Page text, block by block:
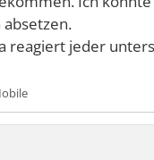
reagiert jeder